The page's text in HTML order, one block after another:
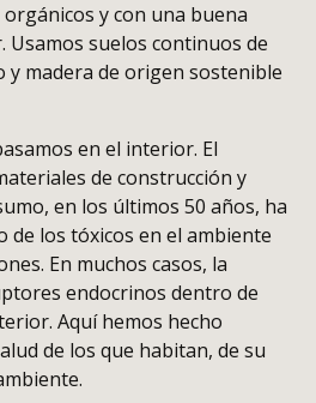
y con una buena
Usamos suelos continuos de
y madera de origen sostenible
en el interior. El
de construcción y
en los últimos 50 años, ha
de los tóxicos en el ambiente
En muchos casos, la
endocrinos dentro de
Aquí hemos hecho
de los que habitan, de su